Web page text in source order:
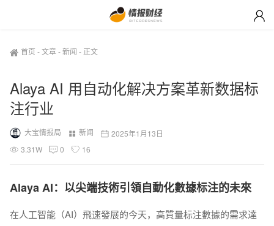
首页 -文章-新闻 - 正文
Alaya AI 用自动化解决方案革新数据标
注行业
大宝情报局 新闻
2025年1月13日
3.31W
0 16
Alaya AI：以尖端技術引領自動化數據标注的未來
在人工智能（AI）飛速發展的今天，高質量标注數據的需求達